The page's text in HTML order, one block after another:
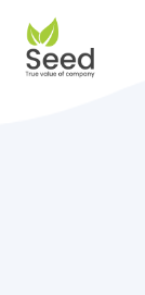
contentTrang Chủ